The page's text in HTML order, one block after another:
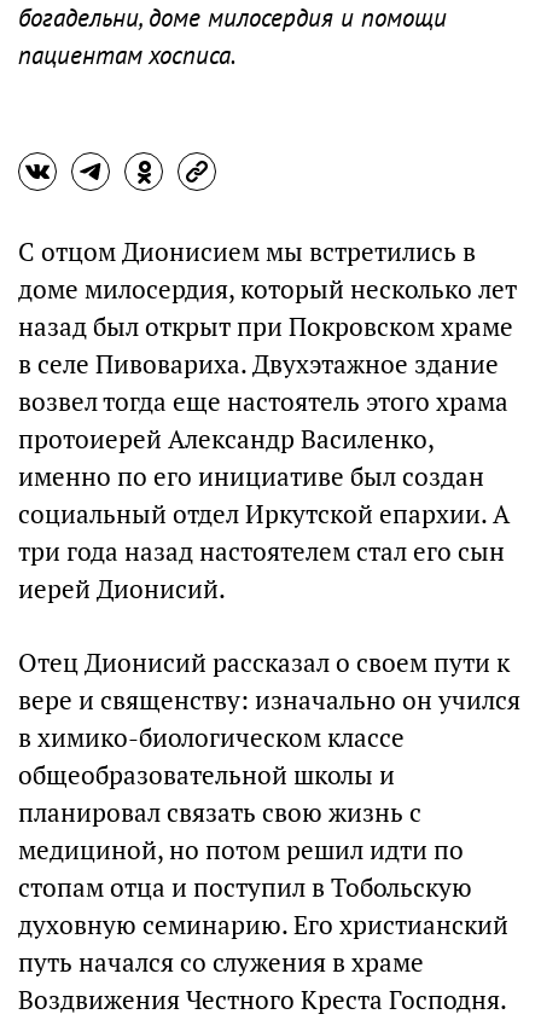
богадельни, доме милосердия и помощи
пациентам хосписа.
С отцом Дионисием мы встретились в
доме милосердия, который несколько лет
назад был открыт при Покровском храме
в селе Пивовариха. Двухэтажное здание
возвел тогда еще настоятель этого храма
протоиерей Александр Василенко,
именно по его инициативе был создан
социальный отдел Иркутской епархии. А
три года назад настоятелем стал его сын
иерей Дионисий.
Отец Дионисий рассказал о своем пути к
вере и священству: изначально он учился
в химико-биологическом классе
общеобразовательной школы и
планировал связать свою жизнь с
медициной, но потом решил идти по
стопам отца и поступил в Тобольскую
духовную семинарию. Его христианский
путь начался со служения в храме
Воздвижения Честного Креста Господня.